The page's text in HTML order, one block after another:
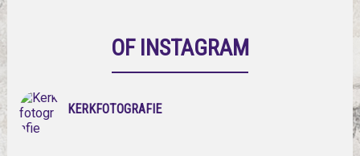
OF INSTAGRAM
KERKFOTOGRAFIE